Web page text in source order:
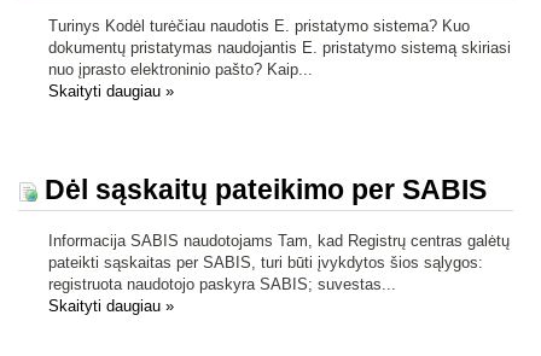
Turinys Kodėl turėčiau naudotis E. pristatymo sistema? Kuo
dokumentų pristatymas naudojantis E. pristatymo sistemą skiriasi
nuo įprasto elektroninio pašto? Kaip...
Skaityti daugiau »
Dėl sąskaitų pateikimo per SABIS
Informacija SABIS naudotojams Tam, kad Registrų centras galėtų
pateikti sąskaitas per SABIS, turi būti įvykdytos šios sąlygos:
registruota naudotojo paskyra SABIS; suvestas...
Skaityti daugiau »